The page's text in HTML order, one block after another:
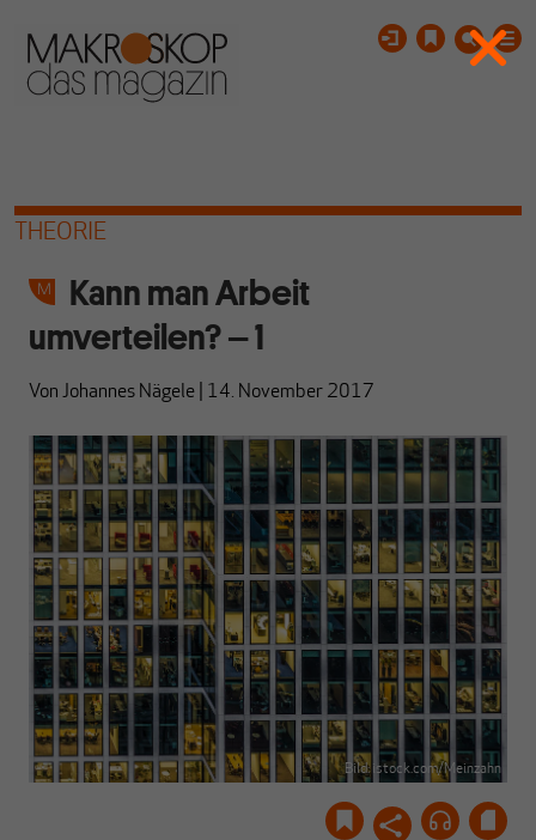
THEORIE
Kann man Arbeit
umverteilen? – 1
Von Johannes Nägele 14. November 2017
Bild: istock.com/Meinzahn